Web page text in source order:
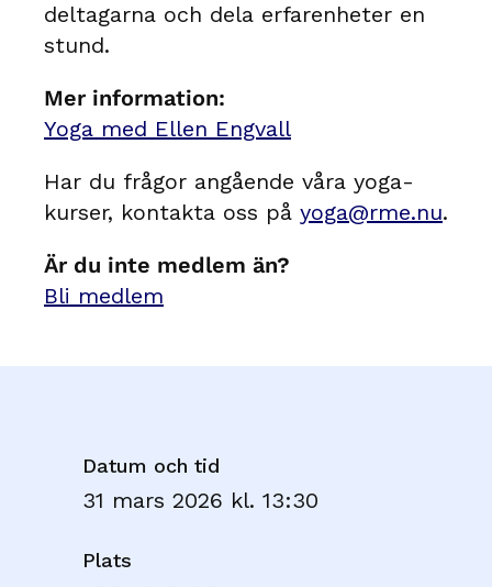
deltagarna och dela erfarenheter en
stund.
Mer information:
Yoga med Ellen Engvall
Har du frågor angående våra yoga-
kurser, kontakta oss på yoga@rme.nu.
Är du inte medlem än?
Bli medlem
Datum och tid
31 mars 2026 kl. 13:30
Plats